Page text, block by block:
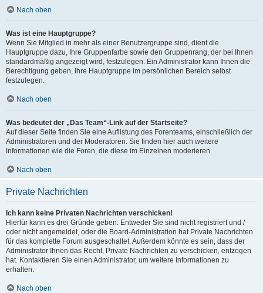
Nach oben
Was ist eine Hauptgruppe?
Wenn Sie Mitglied in mehr als einer Benutzergruppe sind, dient die
Hauptgruppe dazu, Ihre Gruppenfarbe sowie den Gruppenrang, der bei Ihnen
standardmäßig angezeigt wird, festzulegen. Ein Administrator kann Ihnen die
Berechtigung geben, Ihre Hauptgruppe im persönlichen Bereich selbst
festzulegen.
Nach oben
Was bedeutet der „Das Team“-Link auf der Startseite?
Auf dieser Seite finden Sie eine Auflistung des Forenteams, einschließlich der
Administratoren und der Moderatoren. Sie finden hier auch weitere
Informationen wie die Foren, die diese im Einzelnen moderieren.
Nach oben
Private Nachrichten
Ich kann keine Privaten Nachrichten verschicken!
Hierfür kann es drei Gründe geben: Entweder Sie sind nicht registriert und /
oder nicht angemeldet, oder die Board-Administration hat Private Nachrichten
für das komplette Forum ausgeschaltet. Außerdem könnte es sein, dass der
Administrator Ihnen das Recht, Private Nachrichten zu verschicken, entzogen
hat. Kontaktieren Sie einen Administrator, um weitere Informationen zu
erhalten.
Nach oben